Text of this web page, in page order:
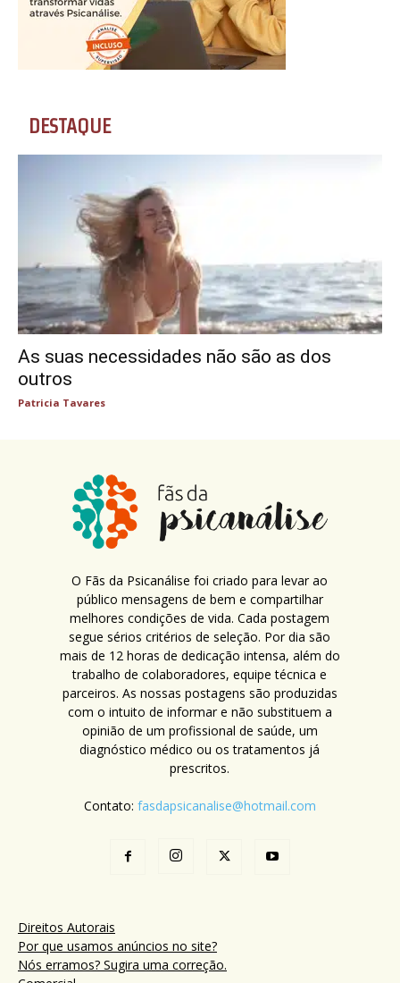
DESTAQUE
As suas necessidades não são as dos
outros
Patricia Tavares
O Fãs da Psicanálise foi criado para levar ao
público mensagens de bem e compartilhar
melhores condições de vida. Cada postagem
segue sérios critérios de seleção. Por dia são
mais de 12 horas de dedicação intensa, além do
trabalho de colaboradores, equipe técnica e
parceiros. As nossas postagens são produzidas
com o intuito de informar e não substituem a
opinião de um profissional de saúde, um
diagnóstico médico ou os tratamentos já
prescritos.
Contato: fasdapsicanalise@hotmail.com
Direitos Autorais
Por que usamos anúncios no site?
Nós erramos? Sugira uma correção.